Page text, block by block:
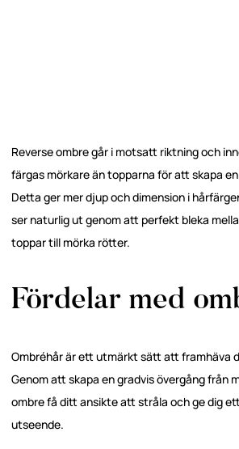
Reverse ombre går i motsatt riktning och
färgas mörkare än topparna för att skapa
Detta ger mer djup och dimension i
ser naturlig ut genom att perfekt bleka
toppar till mörka rötter.
Fördelar med
Ombréhår är ett utmärkt sätt att framhäva
Genom att skapa en gradvis övergång från
ombre få ditt ansikte att stråla och ge dig
utseende.